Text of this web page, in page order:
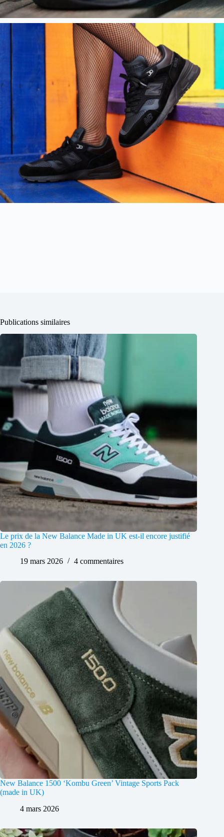
Publications similaires
Le prix de la New Balance Made in UK est-il encore justifié
en 2026 ?
19 mars 2026
4 commentaires
New Balance 1500 ‘Kombu Green’ Vintage Sports Pack
(made in UK)
4 mars 2026